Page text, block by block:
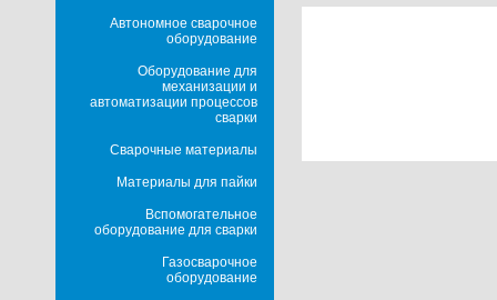
Автономное сварочное
оборудование
Оборудование для
механизации и
автоматизации процессов
сварки
Сварочные материалы
Материалы для пайки
Вспомогательное
оборудование для сварки
Газосварочное
оборудование